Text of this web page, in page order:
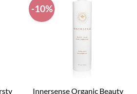
-10%
Innersense Organic Beauty